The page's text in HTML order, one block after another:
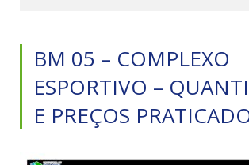
BM 05 – COMPLEXO
ESPORTIVO –
E PREÇOS